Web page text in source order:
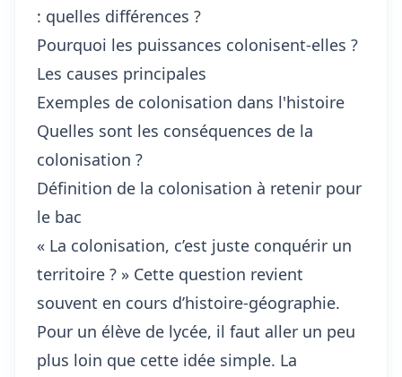
: quelles différences ?
Pourquoi les puissances colonisent-elles ?
Les causes principales
Exemples de colonisation dans l'histoire
Quelles sont les conséquences de la
colonisation ?
Définition de la colonisation à retenir pour
le bac
« La colonisation, c’est juste conquérir un
territoire ? » Cette question revient
souvent en cours d’histoire-géographie.
Pour un élève de lycée, il faut aller un peu
plus loin que cette idée simple. La